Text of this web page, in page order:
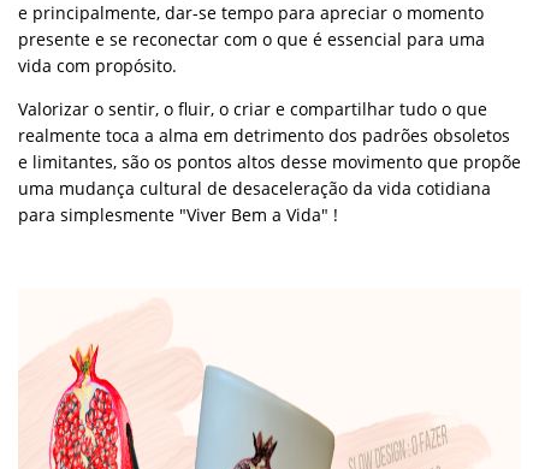
e principalmente, dar-se tempo para apreciar o momento
presente e se reconectar com o que é essencial para uma
vida com propósito.
Valorizar o sentir, o fluir, o criar e compartilhar tudo o que
realmente toca a alma em detrimento dos padrões obsoletos
e limitantes, são os pontos altos desse movimento que propõe
uma mudança cultural de desaceleração da vida cotidiana
para simplesmente "Viver Bem a Vida" !